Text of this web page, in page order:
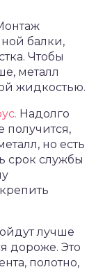
балки,
Чтобы
металл
жидкостью.
Надолго
получится,
но есть
срок службы
лучше
дороже. Это
полотно,